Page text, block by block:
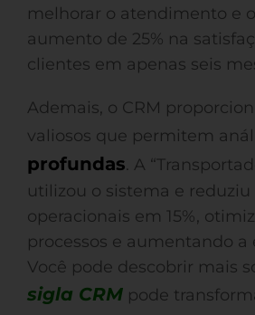
melhorar o atendimento e
aumento de 25% na
clientes em apenas seis
Ademais, o CRM
valiosos que permitem
profundas. A
utilizou o sistema e reduziu
operacionais em 15%,
processos e aumentando a
Você pode descobrir mais
sigla CRM pode